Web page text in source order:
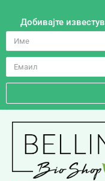
Добивајте